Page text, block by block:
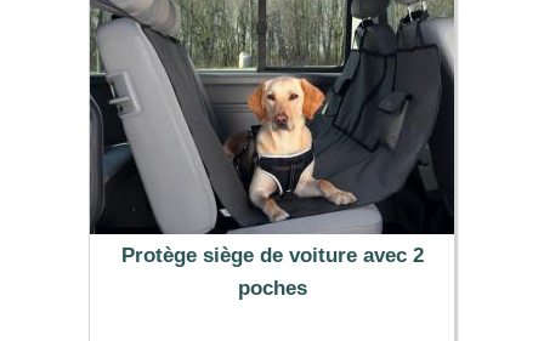
Protège siège de voiture avec 2
poches